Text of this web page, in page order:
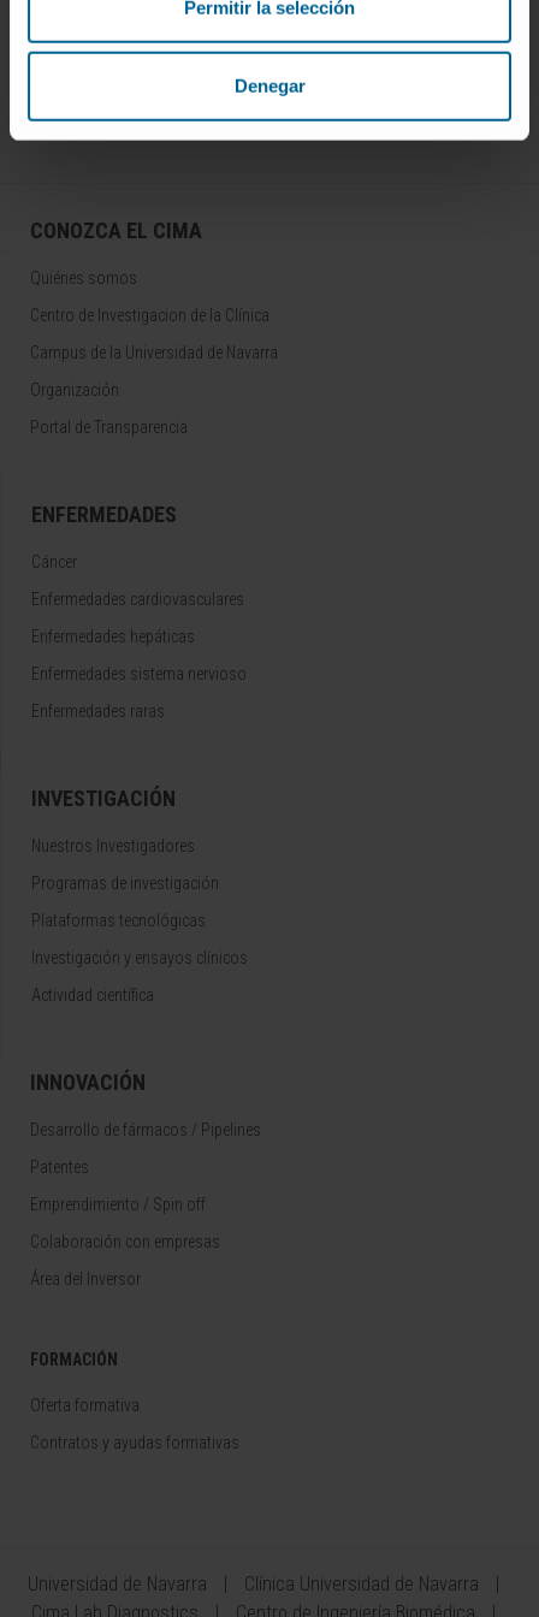
Permitir la selección
Denegar
CONOZCA EL CIMA
Quiénes somos
Centro de Investigacion de la Clínica
Campus de la Universidad de Navarra
Organización
Portal de Transparencia
ENFERMEDADES
Cáncer
Enfermedades cardiovasculares
Enfermedades hepáticas
Enfermedades sistema nervioso
Enfermedades raras
INVESTIGACIÓN
Nuestros Investigadores
Programas de investigación
Plataformas tecnológicas
Investigación y ensayos clínicos
Actividad científica
INNOVACIÓN
Desarrollo de fármacos / Pipelines
Patentes
Emprendimiento / Spin off
Colaboración con empresas
Área del Inversor
FORMACIÓN
Oferta formativa
Contratos y ayudas formativas
Universidad de Navarra
Clínica Universidad de Navarra
Cima Lab Diagnostics
Centro de Ingeniería Biomédica